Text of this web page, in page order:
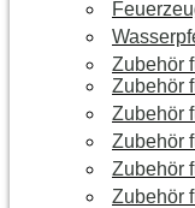
Zubehör
Zubehör
Zubehör
Zubehör
Zubehör
Zubehör